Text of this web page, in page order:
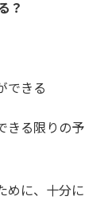
？
できる
きる限りの予
めに、十分に